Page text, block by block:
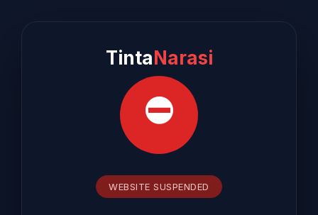
TintaNarasi
⛔
WEBSITE SUSPENDED